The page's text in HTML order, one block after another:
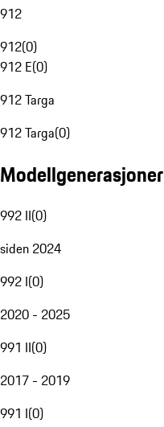
912
912(0)
912 E(0)
912 Targa
912 Targa(0)
Modellgenerasjoner
992 II(0)
siden 2024
992 I(0)
2020 - 2025
991 II(0)
2017 - 2019
991 I(0)